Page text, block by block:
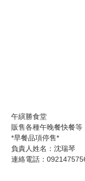
午縯勝食堂
販售各種午晚餐快餐
*早餐品項停售*
負責人姓名：沈瑞琴
連絡電話：